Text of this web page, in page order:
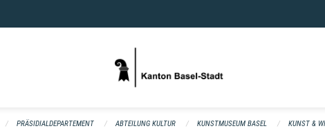
PRÄSIDIALDEPARTEMENT ABTEILUNG KULTUR KUNSTMUSEUM BASEL KUNST &